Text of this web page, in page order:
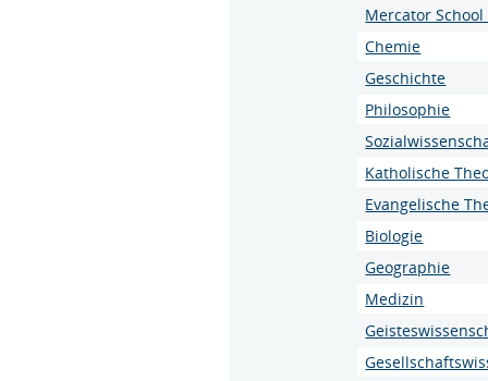
Mercator
Chemie
Geschichte
Philosophie
Katholische
Evangelische
Biologie
Geographie
Medizin